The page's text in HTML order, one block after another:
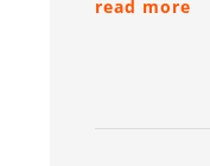
read more